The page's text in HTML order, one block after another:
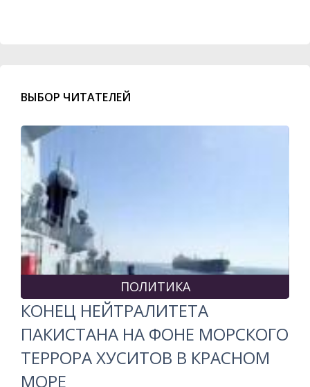
ВЫБОР ЧИТАТЕЛЕЙ
ПОЛИТИКА
КОНЕЦ НЕЙТРАЛИТЕТА
ПАКИСТАНА НА ФОНЕ МОРСКОГО
ТЕРРОРА ХУСИТОВ В КРАСНОМ
МОРЕ